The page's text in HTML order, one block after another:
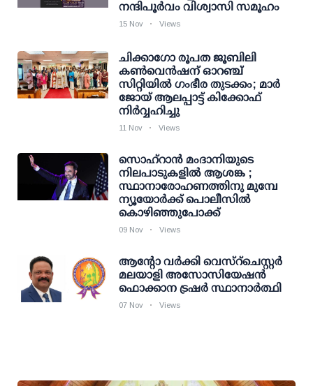
നന്ദിപൂര്‍വം വിശ്വാസി സമൂഹം
15 Nov Views
ചിക്കാഗോ രൂപത ജൂബിലി
കൺവെൻഷന് ഓറഞ്ച്
സിറ്റിയിൽ ​ഗംഭീര തുടക്കം; മാർ
ജോയ് ആലപ്പാട്ട് കിക്കോഫ്
നിർവ്വഹിച്ചു
11 Nov Views
സൊഹ്‌റാന്‍ മംദാനിയുടെ
നിലപാടുകളില്‍ ആശങ്ക ;
സ്ഥാനാരോഹണത്തിനു മുമ്പേ
ന്യൂയോര്‍ക്ക് പൊലീസില്‍
കൊഴിഞ്ഞുപോക്ക്
09 Nov Views
ആന്റോ വര്‍ക്കി വെസ്റ്ചെസ്റ്റര്‍
മലയാളി അസോസിയേഷന്‍
ഫൊക്കാന ട്രഷര്‍ സ്ഥാനാര്‍ത്ഥി
07 Nov Views